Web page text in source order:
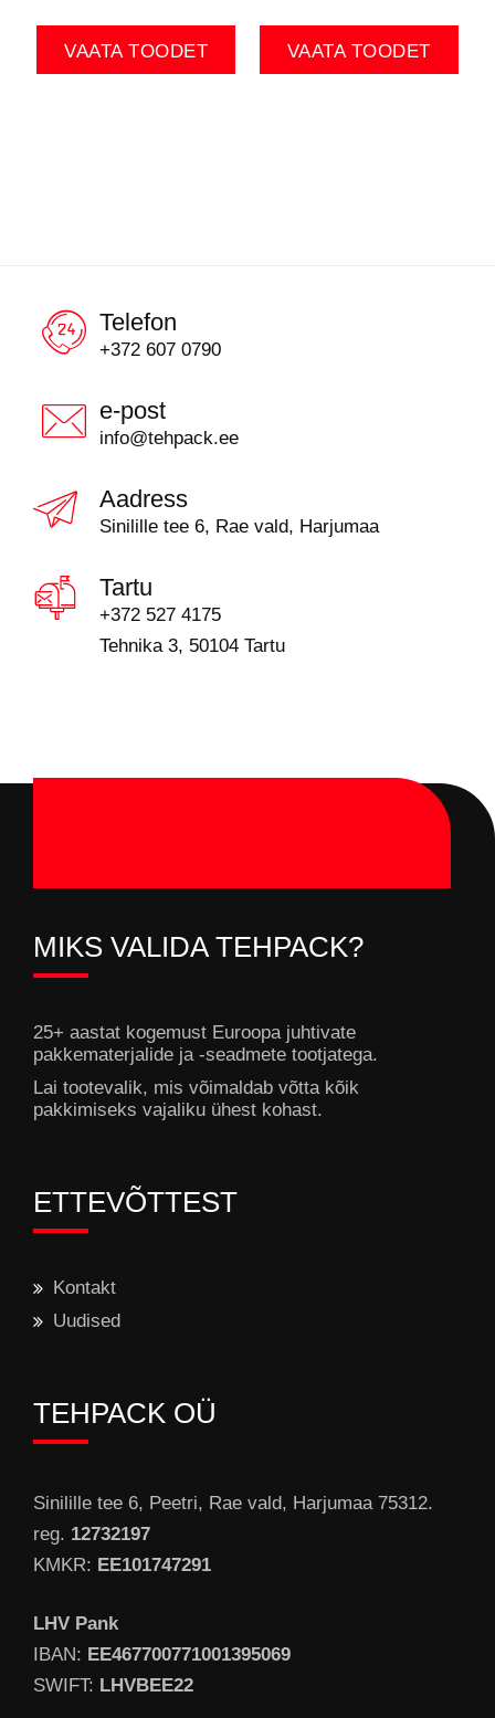
VAATA TOODET VAATA TOODET
Telefon
+372 607 0790
e-post
info@tehpack.ee
Aadress
Sinilille tee 6, Rae vald, Harjumaa
Tartu
+372 527 4175
Tehnika 3, 50104 Tartu
MIKS VALIDA TEHPACK?
25+ aastat kogemust Euroopa juhtivate
pakkematerjalide ja -seadmete tootjatega.
Lai tootevalik, mis võimaldab võtta kõik
pakkimiseks vajaliku ühest kohast.
ETTEVÕTTEST
Kontakt
Uudised
TEHPACK OÜ
Sinilille tee 6, Peetri, Rae vald, Harjumaa 75312.
reg. 12732197
KMKR: EE101747291
LHV Pank
IBAN: EE467700771001395069
SWIFT: LHVBEE22